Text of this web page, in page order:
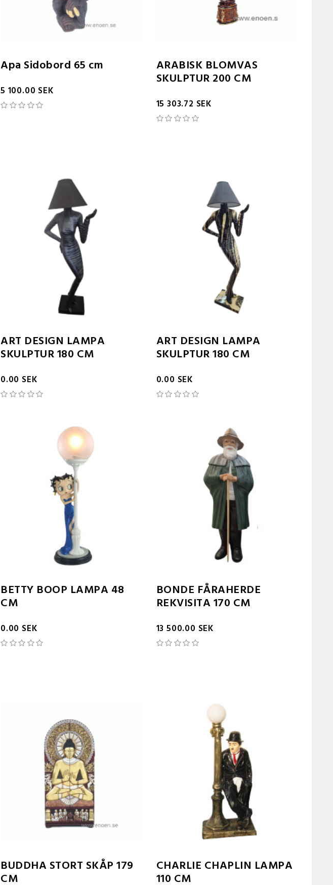
Apa Sidobord 65 cm
5 100.00 SEK
ARABISK BLOMVAS
SKULPTUR 200 CM
15 303.72 SEK
ART DESIGN LAMPA
SKULPTUR 180 CM
0.00 SEK
ART DESIGN LAMPA
SKULPTUR 180 CM
0.00 SEK
BETTY BOOP LAMPA 48
CM
0.00 SEK
BONDE FÅRAHERDE
REKVISITA 170 CM
13 500.00 SEK
BUDDHA STORT SKÅP 179
CM
CHARLIE CHAPLIN LAMPA
110 CM